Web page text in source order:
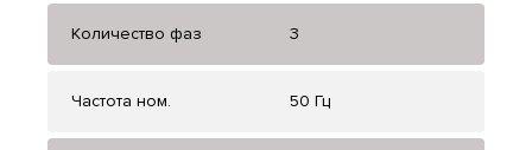
Количество фаз 3
Частота ном. 50 Гц